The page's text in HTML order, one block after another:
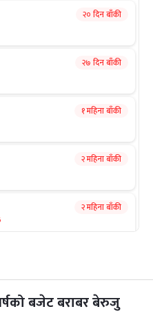
२० दिन बाँकी
२७ दिन बाँकी
१ महिना बाँकी
२ महिना बाँकी
२ महिना बाँकी
२ महिना बाँकी
बजेट बराबर बेरुजु